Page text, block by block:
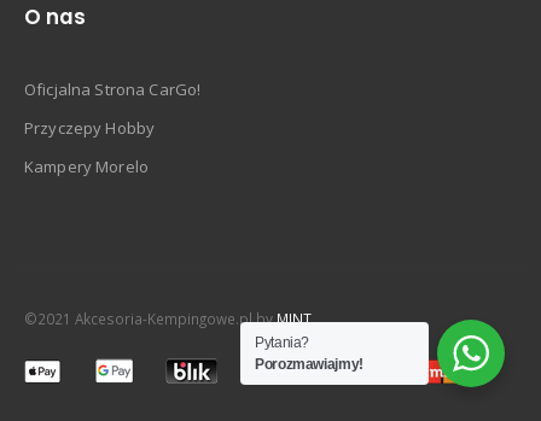
O nas
Oficjalna Strona CarGo!
Przyczepy Hobby
Kampery Morelo
©2021 Akcesoria-Kempingowe.pl byMINT
Pytania?
Porozmawiajmy!